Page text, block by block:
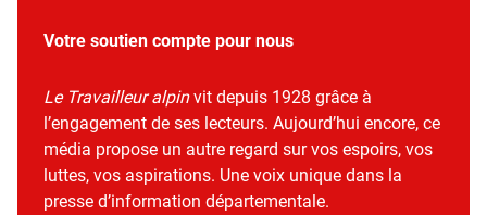
Votre soutien compte pour nous
Le Travailleur alpinvit depuis 1928 grâce à
l’engagement de ses lecteurs. Aujourd’hui encore, ce
média propose un autre regard sur vos espoirs, vos
luttes, vos aspirations. Une voix unique dans la
presse d’information départementale.